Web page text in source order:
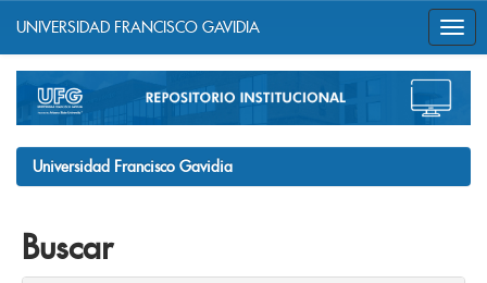
navigation
UNIVERSIDAD FRANCISCO GAVIDIA
Universidad Francisco Gavidia
Buscar